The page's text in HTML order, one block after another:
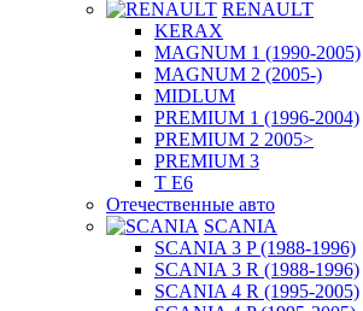
RENAULT
KERAX
MAGNUM 1 (1990-2005)
MAGNUM 2 (2005-)
MIDLUM
PREMIUM 1 (1996-2004)
PREMIUM 2 2005>
PREMIUM 3
T E6
Отечественные авто
SCANIA
SCANIA 3 P (1988-1996)
SCANIA 3 R (1988-1996)
SCANIA 4 R (1995-2005)